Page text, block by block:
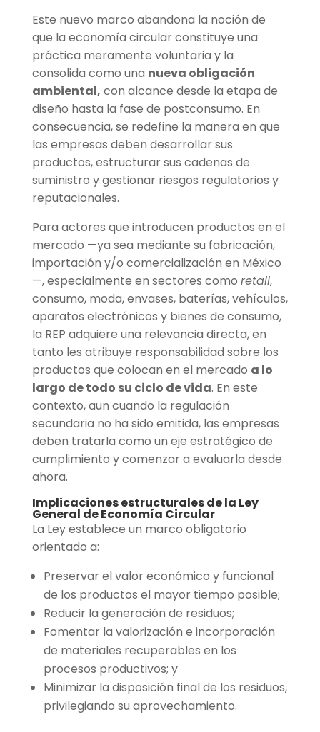
Este nuevo marco abandona la noción de
que la economía circular constituye una
práctica meramente voluntaria y la
consolida como una nueva obligación
ambiental, con alcance desde la etapa de
diseño hasta la fase de postconsumo. En
consecuencia, se redefine la manera en que
las empresas deben desarrollar sus
productos, estructurar sus cadenas de
suministro y gestionar riesgos regulatorios y
reputacionales.
Para actores que introducen productos en el
mercado —ya sea mediante su fabricación,
importación y/o comercialización en México
—, especialmente en sectores como retail,
consumo, moda, envases, baterías, vehículos,
aparatos electrónicos y bienes de consumo,
la REP adquiere una relevancia directa, en
tanto les atribuye responsabilidad sobre los
productos que colocan en el mercado a lo
largo de todo su ciclo de vida. En este
contexto, aun cuando la regulación
secundaria no ha sido emitida, las empresas
deben tratarla como un eje estratégico de
cumplimiento y comenzar a evaluarla desde
ahora.
Implicaciones estructurales de la Ley
General de Economía Circular
La Ley establece un marco obligatorio
orientado a:
Preservar el valor económico y funcional
de los productos el mayor tiempo posible;
Reducir la generación de residuos;
Fomentar la valorización e incorporación
de materiales recuperables en los
procesos productivos; y
Minimizar la disposición final de los residuos,
privilegiando su aprovechamiento.